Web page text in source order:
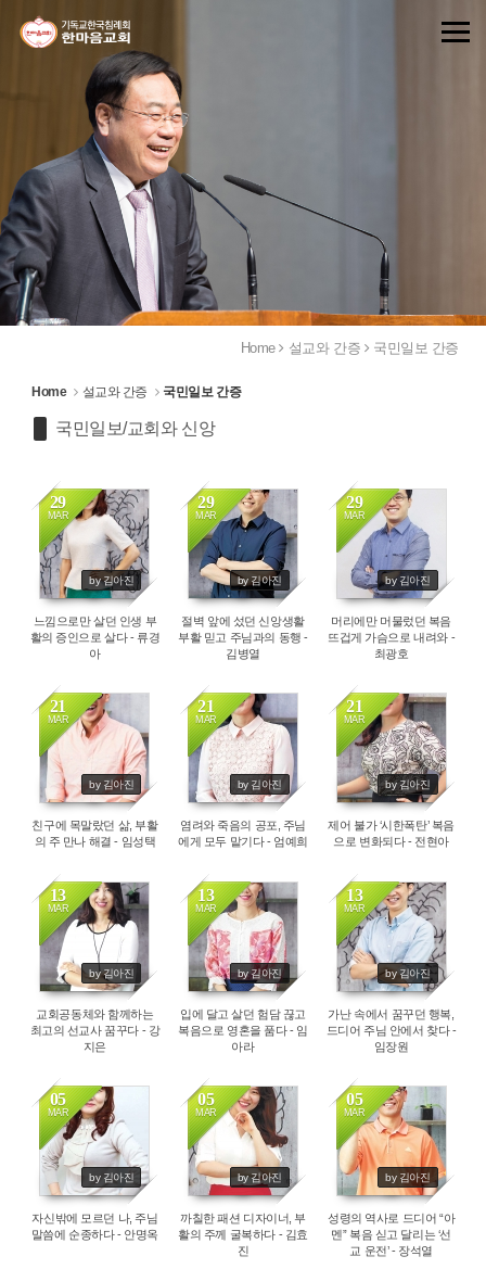
Home 설교와 간증 국민일보 간증
Home 설교와 간증 국민일보 간증
국민일보/교회와 신앙
29
MAR
by 김아진
8227
느낌으로만 살던 인생 부
활의 증인으로 살다 - 류경
아
29
MAR
by 김아진
5796
절벽 앞에 섰던 신앙생활
부활 믿고 주님과의 동행 -
김병열
29
MAR
by 김아진
8028
머리에만 머물렀던 복음
뜨겁게 가슴으로 내려와 -
최광호
21
MAR
by 김아진
5439
친구에 목말랐던 삶, 부활
의 주 만나 해결 - 임성택
21
MAR
by 김아진
5093
염려와 죽음의 공포, 주님
에게 모두 맡기다 - 엄예희
21
MAR
by 김아진
5844
제어 불가 ‘시한폭탄’ 복음
으로 변화되다 - 전현아
13
MAR
by 김아진
3947
교회공동체와 함께하는
최고의 선교사 꿈꾸다 - 강
지은
13
MAR
by 김아진
3996
입에 달고 살던 험담 끊고
복음으로 영혼을 품다 - 임
아라
13
MAR
by 김아진
3775
가난 속에서 꿈꾸던 행복,
드디어 주님 안에서 찾다 -
임장원
05
MAR
by 김아진
3961
자신밖에 모르던 나, 주님
말씀에 순종하다 - 안명옥
05
MAR
by 김아진
3817
까칠한 패션 디자이너, 부
활의 주께 굴복하다 - 김효
진
05
MAR
by 김아진
3650
성령의 역사로 드디어 “아
멘” 복음 싣고 달리는 ‘선
교 운전’ - 장석열